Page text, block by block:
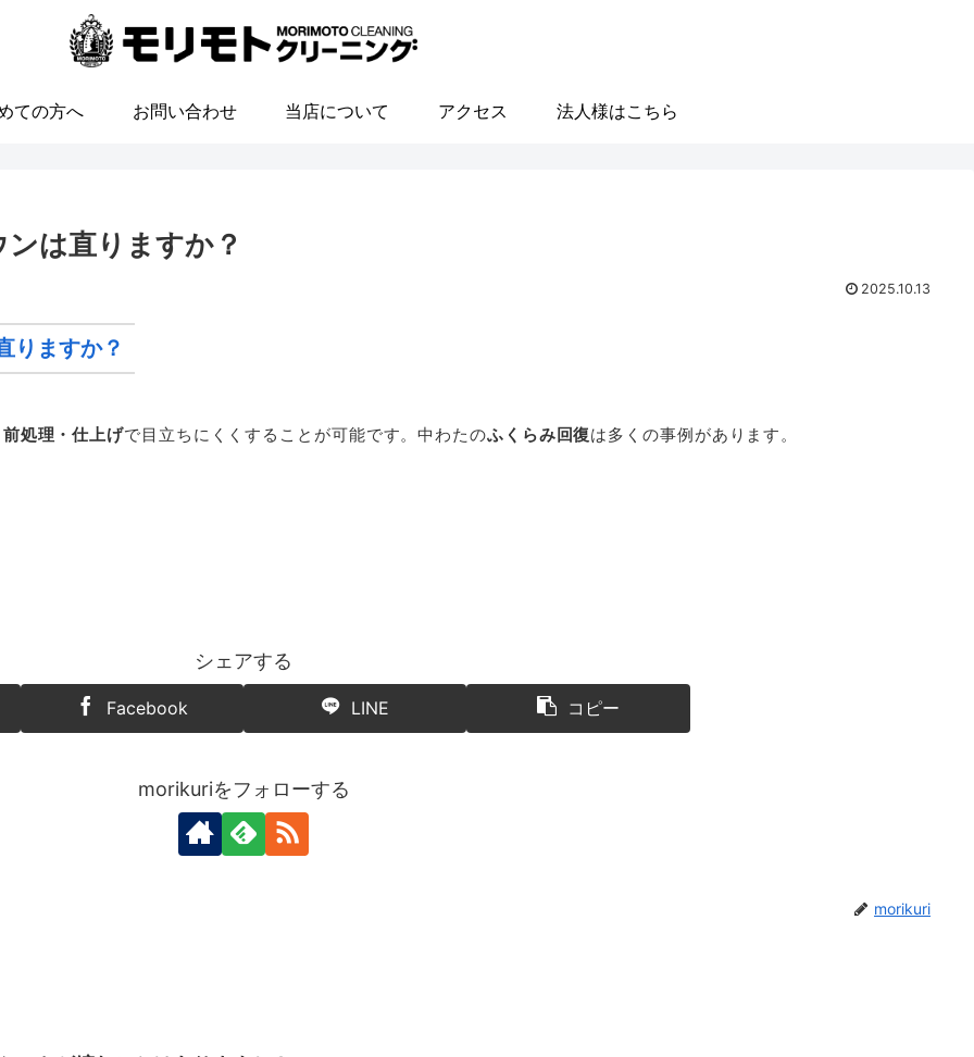
ての方へ お問い合わせ 当店について アクセス 法人様はこちら
は直りますか？
2025.10.13
りますか？
処理・仕上げで目立ちにくくすることが可能です。中わたのふくらみ回復は多くの事例があります。
シェアする
Facebook LINE コピー
morikuriをフォローする
morikuri